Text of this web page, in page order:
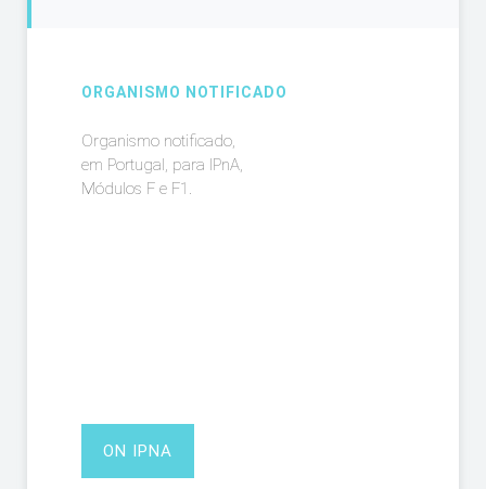
ORGANISMO NOTIFICADO
Organismo notificado,
em Portugal, para IPnA,
Módulos F e F1.
ON IPNA